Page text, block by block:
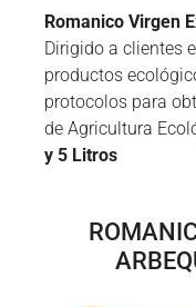
Romanico Virgen
Dirigido a clientes
productos
protocolos para
de Agricultura
y 5 Litros